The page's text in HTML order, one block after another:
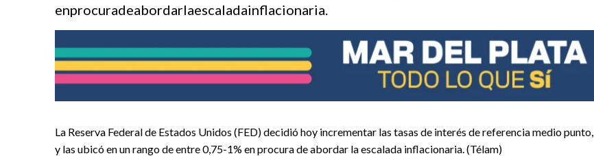
enprocuradeabordarlaescaladainflacionaria.
La Reserva Federal de Estados Unidos (FED) decidió hoy incrementar las tasas de interés de referencia medio punto,
y las ubicó en un rango de entre 0,75-1% en procura de abordar la escalada inflacionaria. (Télam)